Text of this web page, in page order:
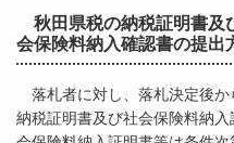
秋田県税の納税証明書及
会保険料納入確認書の提出
落札者に対し、落札決定後か
納税証明書及び社会保険料納